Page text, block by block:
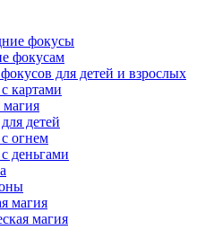
фокусы
фокусам
для детей и взрослых
картами
магия
детей
огнем
деньгами
магия
магия